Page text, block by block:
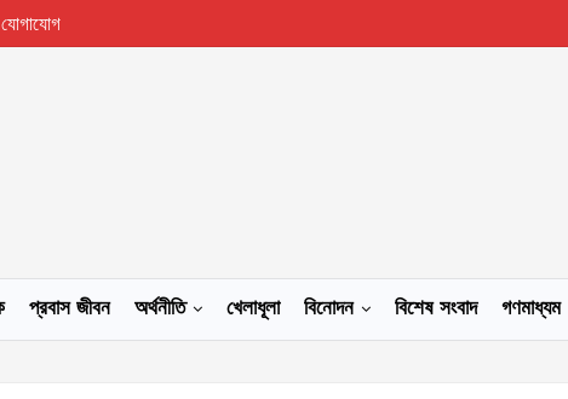
যোগাযোগ
প্রবাস জীবন অর্থনীতি খেলাধূলা বিনোদন বিশেষ সংবাদ গণমাধ্যম